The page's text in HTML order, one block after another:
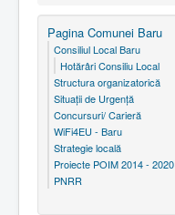
Pagina Comunei Baru
Consiliul Local Baru
Hotărâri Consiliu Local
Structura organizatorică
Situaţii de Urgenţă
Concursuri/ Carieră
WiFi4EU - Baru
Strategie locală
Proiecte POIM 2014 - 2020
PNRR